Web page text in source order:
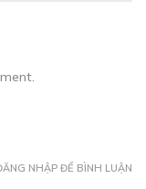
NHẬP ĐỂ BÌNH LUẬN